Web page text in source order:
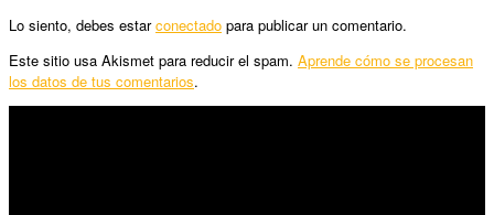
Lo siento, debes estarconectado para publicar un comentario.
Este sitio usa Akismet para reducir el spam. Aprende cómo se procesan
los datos de tus comentarios.